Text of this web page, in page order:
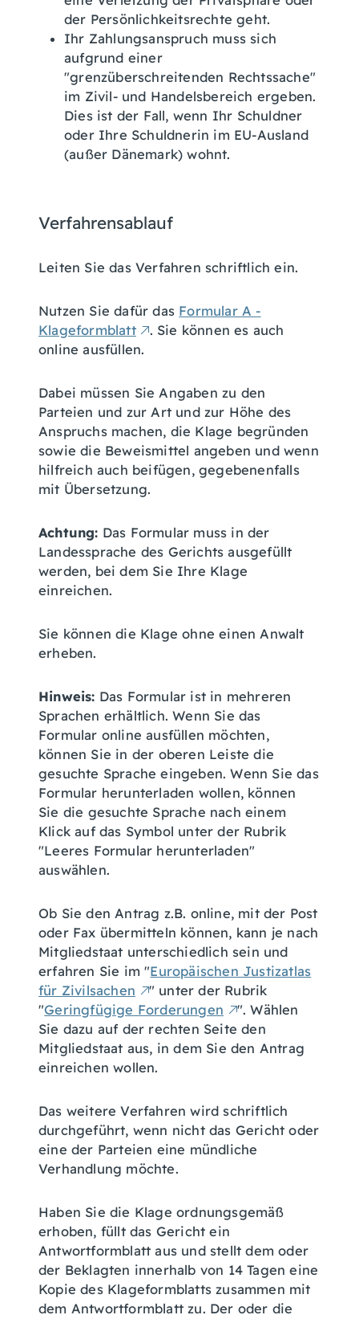
der Persönlichkeitsrechte geht.
Ihr Zahlungsanspruch muss sich
aufgrund einer
"grenzüberschreitenden Rechtssache"
im Zivil- und Handelsbereich ergeben.
Dies ist der Fall, wenn Ihr Schuldner
oder Ihre Schuldnerin im EU-Ausland
(außer Dänemark) wohnt.
Verfahrensablauf
Leiten Sie das Verfahren schriftlich ein.
Nutzen Sie dafür das Formular A -
Klageformblatt
. Sie können es auch
online ausfüllen.
Dabei müssen Sie Angaben zu den
Parteien und zur Art und zur Höhe des
Anspruchs machen, die Klage begründen
sowie die Beweismittel angeben und wenn
hilfreich auch beifügen, gegebenenfalls
mit Übersetzung.
Achtung: Das Formular muss in der
Landessprache des Gerichts ausgefüllt
werden, bei dem Sie Ihre Klage
einreichen.
Sie können die Klage ohne einen Anwalt
erheben.
Hinweis: Das Formular ist in mehreren
Sprachen erhältlich. Wenn Sie das
Formular online ausfüllen möchten,
können Sie in der oberen Leiste die
gesuchte Sprache eingeben. Wenn Sie das
Formular herunterladen wollen, können
Sie die gesuchte Sprache nach einem
Klick auf das Symbol unter der Rubrik
"Leeres Formular herunterladen"
auswählen.
Ob Sie den Antrag z.B. online, mit der Post
oder Fax übermitteln können, kann je nach
Mitgliedstaat unterschiedlich sein und
erfahren Sie im "Europäischen Justizatlas
für Zivilsachen
" unter der Rubrik
"Geringfügige Forderungen
". Wählen
Sie dazu auf der rechten Seite den
Mitgliedstaat aus, in dem Sie den Antrag
einreichen wollen.
Das weitere Verfahren wird schriftlich
durchgeführt, wenn nicht das Gericht oder
eine der Parteien eine mündliche
Verhandlung möchte.
Haben Sie die Klage ordnungsgemäß
erhoben, füllt das Gericht ein
Antwortformblatt aus und stellt dem oder
der Beklagten innerhalb von 14 Tagen eine
Kopie des Klageformblatts zusammen mit
dem Antwortformblatt zu. Der oder die